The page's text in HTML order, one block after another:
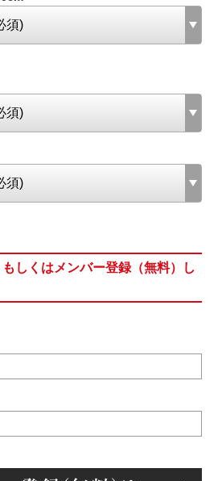
しくはメンバー登録（無料）し